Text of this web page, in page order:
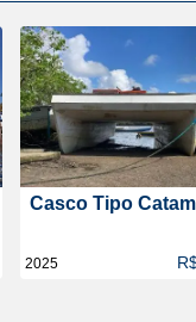
Casco Tipo
2025